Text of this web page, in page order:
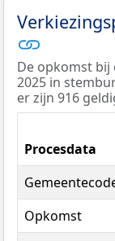
De opkomst bij
2025 in
er zijn 916
Procesdata
Opkomst